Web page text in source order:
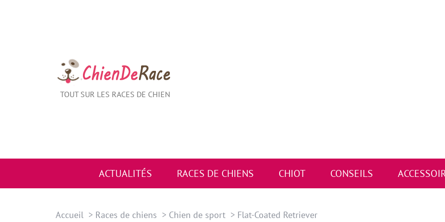
TOUT SUR LES RACES DE CHIEN
ACTUALITÉS RACES DE CHIENS CHIOT CONSEILS
Accueil Races de chiens Chien de sport Flat-Coated Retriever